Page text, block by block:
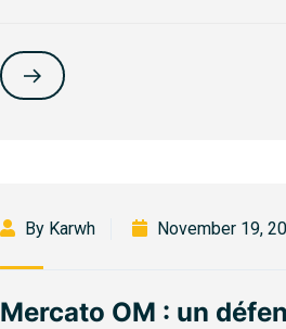
By Karwh November 19,
Mercato OM : un